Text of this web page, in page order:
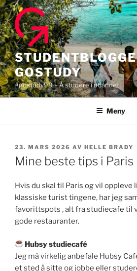
Gå
til
innhold
GOSTUDY
#gostudy99 – Å studere i utlandet
Meny
PUBLISERT
23. MARS 2026 AV HELLE BRADY
Mine beste tips i Paris
Hvis du skal til Paris og vil oppleve
klassiske turist tingene, har jeg
favorittspots , alt fra studiecafe til
gode restauranter.
Hubsy studiecafé
Jeg må virkelig anbefale Hubsy
et sted å sitte og jobbe eller